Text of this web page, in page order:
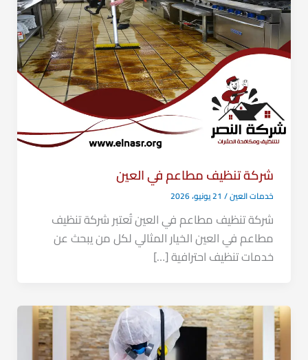
شركة تنظيف مطاعم في العين
خدمات العين/ 21 يونيو، 2026
شركة تنظيف مطاعم في العين تُعتبر شركة تنظيف
مطاعم في العين الخيار المثالي لكل من يبحث عن
خدمات تنظيف احترافية […]